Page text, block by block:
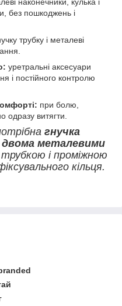
наконечники, кулька і
без пошкоджень і
трубку і металеві
уретральні аксесуари
і постійного контролю
при болю,
одразу витягти.
гнучка
двома металевими
і проміжною
кільця.